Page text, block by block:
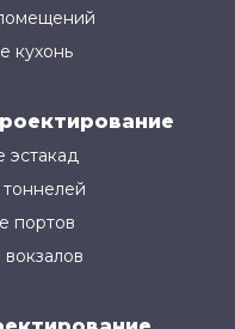
кухонь
эстакад
портов